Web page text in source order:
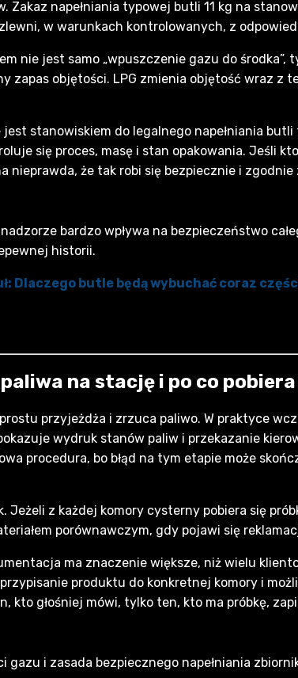
napełniania typowej butli 11 kg na
w warunkach kontrolowanych, z
nie jest samo „wpuszczenie gazu do
zapas objętości. LPG zmienia objętość wraz z
stanowiskiem do legalnego napełniania
się proces, masę i stan opakowania. Jeśli
nieprawda, że tak robi się bezpiecznie i zgodnie
bardzo wpływa na bezpieczeństwo
historii.
Dlaczego butle będą wybuchać coraz
na stację i po co
przyjeżdża i zrzuca paliwo. W praktyce
wydruk stanów paliw i przekazanie
procedura, bo błąd na tym etapie może
Jeżeli z każdej komory cysterny pobiera się
porównawczym, gdy pojawi się
ma znaczenie większe, niż wielu
przypisanie produktu do konkretnej komory i
kto głośniej mówi, tylko ten, kto ma próbkę,
gazu i zasada bezpiecznego napełniania